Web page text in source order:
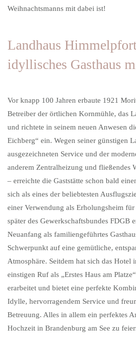
Weihnachtsmanns mit dabei ist!
Landhaus
idyllisches Gasthaus
Vor knapp 100 Jahren erbaute 1921
Betreiber der örtlichen Kornmühle, das
und richtete in seinem neuen Anwesen
Eichberg“ ein. Wegen seiner günstigen
ausgezeichneten Service und der
anderem Zentralheizung und fließendes
– erreichte die Gaststätte schon bald
sich als eines der beliebtesten
einer Verwendung als Erholungsheim
später des Gewerkschaftsbundes FDGB
Neuanfang als familiengeführtes
Schwerpunkt auf eine gemütliche,
Atmosphäre. Seitdem hat sich das Hotel
einstigen Ruf als „Erstes Haus am
erarbeitet und bietet eine perfekte
Idylle, hervorragendem Service und
Betreuung. Alles in allem ein perfektes
Hochzeit in Brandenburg am See zu